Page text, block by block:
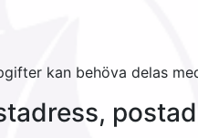
kan behöva delas